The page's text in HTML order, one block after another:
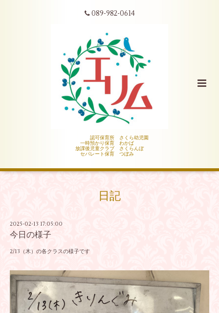
089-982-0614
認可保育所 さくら幼児園
一時預かり保育 わかば
放課後児童クラブ さくらんぼ
セパレート保育 つぼみ
日記
2025-02-13 17:05:00
今日の様子
2/13（木）の各クラスの様子です